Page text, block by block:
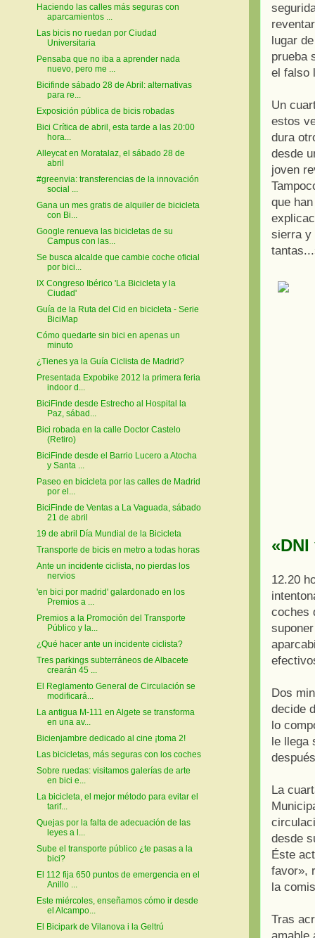
lugar
prueba
el falso
Un
estos
dura
desde
joven
que
sierra y
12.20
coches
Dos
decide
lo
le llega
La
desde
Éste
favor»,
la
Tras
amable
Haciendo las calles más seguras con
aparcamientos ...
Las bicis no ruedan por Ciudad
Universitaria
Pensaba que no iba a aprender nada
nuevo, pero me ...
Bicifinde sábado 28 de Abril: alternativas
para re...
Exposición pública de bicis robadas
Bici Crítica de abril, esta tarde a las 20:00
hora...
Alleycat en Moratalaz, el sábado 28 de
abril
#greenvia: transferencias de la innovación
social ...
Gana un mes gratis de alquiler de bicicleta
con Bi...
Google renueva las bicicletas de su
Campus con las...
Se busca alcalde que cambie coche oficial
por bici...
IX Congreso Ibérico 'La Bicicleta y la
Ciudad'
Guía de la Ruta del Cid en bicicleta - Serie
BiciMap
Cómo quedarte sin bici en apenas un
minuto
¿Tienes ya la Guía Ciclista de Madrid?
Presentada Expobike 2012 la primera feria
indoor d...
BiciFinde desde Estrecho al Hospital la
Paz, sábad...
Bici robada en la calle Doctor Castelo
(Retiro)
BiciFinde desde el Barrio Lucero a Atocha
y Santa ...
Paseo en bicicleta por las calles de Madrid
por el...
BiciFinde de Ventas a La Vaguada, sábado
21 de abril
19 de abril Día Mundial de la Bicicleta
Transporte de bicis en metro a todas horas
Ante un incidente ciclista, no pierdas los
nervios
'en bici por madrid' galardonado en los
Premios a ...
Premios a la Promoción del Transporte
Público y la...
¿Qué hacer ante un incidente ciclista?
Tres parkings subterráneos de Albacete
crearán 45 ...
El Reglamento General de Circulación se
modificará...
La antigua M-111 en Algete se transforma
en una av...
Bicienjambre dedicado al cine ¡toma 2!
Las bicicletas, más seguras con los coches
Sobre ruedas: visitamos galerías de arte
en bici e...
La bicicleta, el mejor método para evitar el
tarif...
Quejas por la falta de adecuación de las
leyes a l...
Sube el transporte público ¿te pasas a la
bici?
El 112 fija 650 puntos de emergencia en el
Anillo ...
Este miércoles, enseñamos cómo ir desde
el Alcampo...
El Bicipark de Vilanova i la Geltrú